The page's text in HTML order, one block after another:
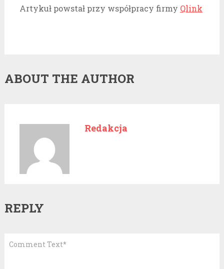
Artykuł powstał przy współpracy firmy Qlink
ABOUT THE AUTHOR
Redakcja
REPLY